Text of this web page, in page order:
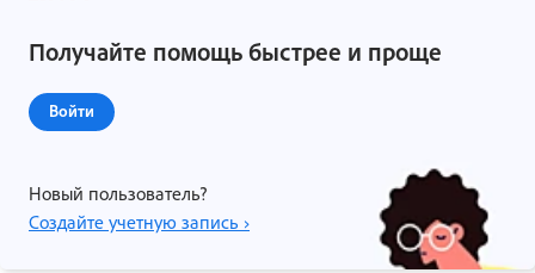
Получайте помощь быстрее и проще
Войти
Новый пользователь?
Создайте учетную запись ›